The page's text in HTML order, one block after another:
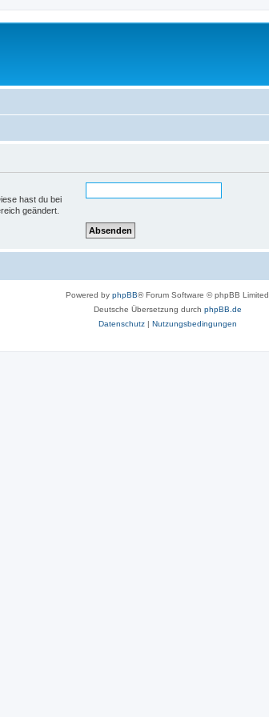
hast du bei
geändert.
Powered by phpBB® Forum Software © phpBB Limited
Deutsche Übersetzung durch phpBB.de
Datenschutz| Nutzungsbedingungen